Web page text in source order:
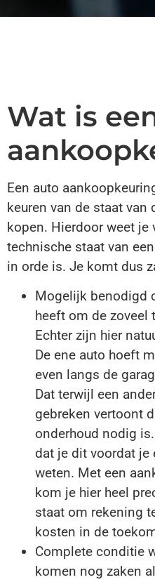
Wat is
Een auto
keuren van de staat van
kopen. Hierdoor weet je
technische staat van
in orde is. Je komt dus
Mogelijk benodigd
heeft om de zoveel
Echter zijn hier
De ene auto hoeft
even langs de
Dat terwijl een
gebreken vertoont
onderhoud nodig
dat je dit voordat
weten. Met een
kom je hier heel
staat om rekening
kosten in de
Complete conditie
komen nog zaken